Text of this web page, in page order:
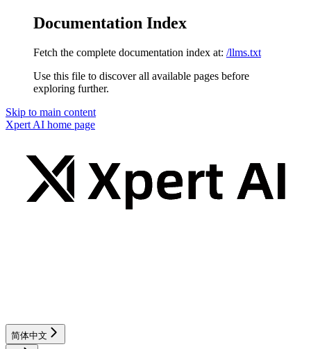
Documentation Index
Fetch the complete documentation index at: /llms.txt
Use this file to discover all available pages before
exploring further.
Skip to main content
Xpert AI home page
简体中文